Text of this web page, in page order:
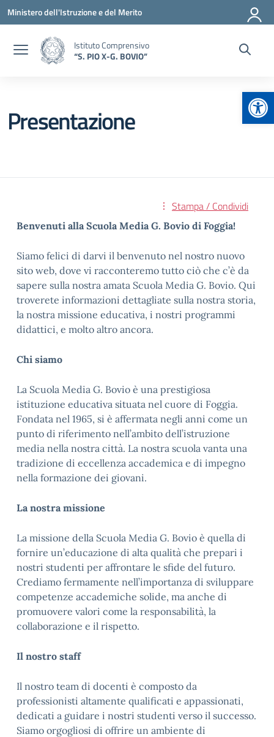
Vai ai contenuti
Vai al menu di navigazione
Vai al footer
Ministero dell'Istruzione e del Merito
Istituto Comprensivo
“S. PIO X-G. BOVIO”
Presentazione
Stampa / Condividi
Benvenuti alla Scuola Media G. Bovio di Foggia!
Siamo felici di darvi il benvenuto nel nostro nuovo
sito web, dove vi racconteremo tutto ciò che c’è da
sapere sulla nostra amata Scuola Media G. Bovio. Qui
troverete informazioni dettagliate sulla nostra storia,
la nostra missione educativa, i nostri programmi
didattici, e molto altro ancora.
Chi siamo
La Scuola Media G. Bovio è una prestigiosa
istituzione educativa situata nel cuore di Foggia.
Fondata nel 1965, si è affermata negli anni come un
punto di riferimento nell’ambito dell’istruzione
media nella nostra città. La nostra scuola vanta una
tradizione di eccellenza accademica e di impegno
nella formazione dei giovani.
La nostra missione
La missione della Scuola Media G. Bovio è quella di
fornire un’educazione di alta qualità che prepari i
nostri studenti per affrontare le sfide del futuro.
Crediamo fermamente nell’importanza di sviluppare
competenze accademiche solide, ma anche di
promuovere valori come la responsabilità, la
collaborazione e il rispetto.
Il nostro staff
Il nostro team di docenti è composto da
professionisti altamente qualificati e appassionati,
dedicati a guidare i nostri studenti verso il successo.
Siamo orgogliosi di offrire un ambiente di